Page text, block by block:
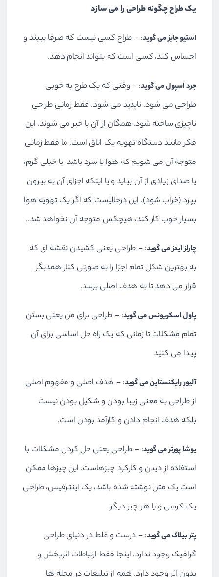
یک طراح چگونه طراحی را می سازد
استیو جابز می گوید: - طراح کسی نیست که صرفا ببیند و
احساس کند، کسی است که بتواند انجام دهد.
جرد اسپول می گوید: - وقتی که یک طرح به خوبی
طراحی می شود، ناپدید می شود. فقط زمانی طراحی
ناچیزی ساخته شود، همگان از آن با خبر می شوند. این
فکر مانند دستگاه تهویه یک اتاق است. ما فقط زمانی
متوجه آن می شویم که هوا یا سرد باشد، یا خیلی گرم،
یا صدای زیادی از آن بیاید و یا اینکه اجزای آن به بیرون
بپرد (خراب شود). این درحالیست که اگر یک تهویه هوا
بسیار خوب کار کند، هیچکس متوجه آن نخواهد شد..
چارلز ایمز می گوید: - طراحی یعنی کشیدن نقشه ای که
به بهترین شکل تمام اجزا را به صورتی کنار همدیگر
قرار می دهد تا به هدف اصلی برسد.
پاول اسکریونس می گوید: - طراحی برای من یعنی بستن
تمام مشکلات تا زمانی که یک راه حل اساسی برای آن
پیدا می کنید.
آلیور رایکنستاین می گوید: - هدف اصلی و مفهوم اصلی
از طراحی به معنی زیبا بودن و شکیل بودن نیست
بلکه هدف انجام دادن و کارآمد بودن است.
یوشا پورتر می گوید: - طراحی یعنی حل کردن مشکلات با
استفاده از دیدن و کارکرد چیزهاست. این چیزها ممکن
است یک متن نوشته شده باشد، یک اینترفیس، طراحی
یک کرسی و یا هر چیز دیگر.
پتر بیلاک می گوید: - درست و غلط در دنیای طراحی
گرافیک وجود ندارد. اینجا فقط ارتباطات اثربخش و
بدون اثر وجود دارد. همه از تبلیغات در مجله ها